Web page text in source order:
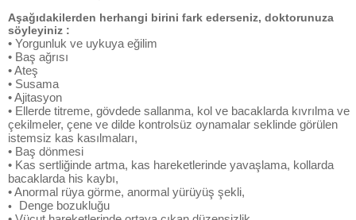
Aşağıdakilerden herhangi birini fark ederseniz, doktorunuza
söyleyiniz :
• Yorgunluk ve uykuya eğilim
• Baş ağrısı
• Ateş
• Susama
• Ajitasyon
• Ellerde titreme, gövdede sallanma, kol ve bacaklarda kıvrılma ve
çekilmeler, çene ve dilde kontrolsüz oynamalar seklinde görülen
istemsiz kas kasılmaları,
• Baş dönmesi
• Kas sertliğinde artma, kas hareketlerinde yavaşlama, kollarda
bacaklarda his kaybı,
• Anormal rüya görme, anormal yürüyüş şekli,
•
Denge bozukluğu